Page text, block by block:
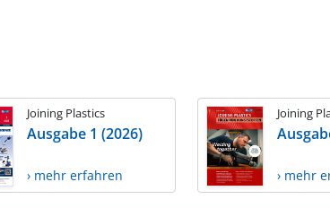
Joining Plastics
Ausgabe 1 (2026)
› mehr erfahren
Joining
› mehr